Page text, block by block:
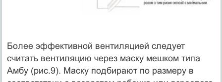
Более эффективной вентиляцией следует
считать вентиляцию через маску мешком типа
Амбу (рис.9). Маску подбирают по размеру в